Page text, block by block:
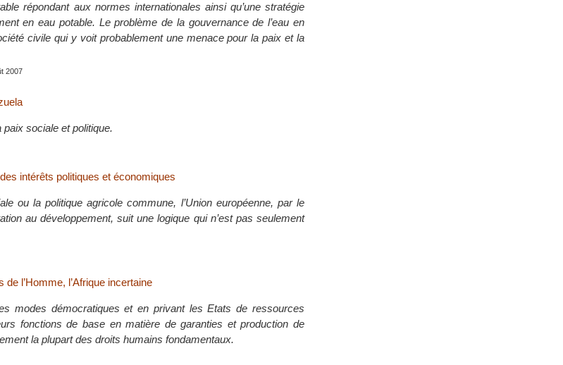
répondant aux normes internationales ainsi qu’une stratégie
en eau potable. Le problème de la gouvernance de l’eau en
civile qui y voit probablement une menace pour la paix et la
2007
sociale et politique.
intérêts politiques et économiques
ou la politique agricole commune, l’Union européenne, par le
au développement, suit une logique qui n’est pas seulement
l’Homme, l’Afrique incertaine
modes démocratiques et en privant les Etats de ressources
fonctions de base en matière de garanties et production de
la plupart des droits humains fondamentaux.